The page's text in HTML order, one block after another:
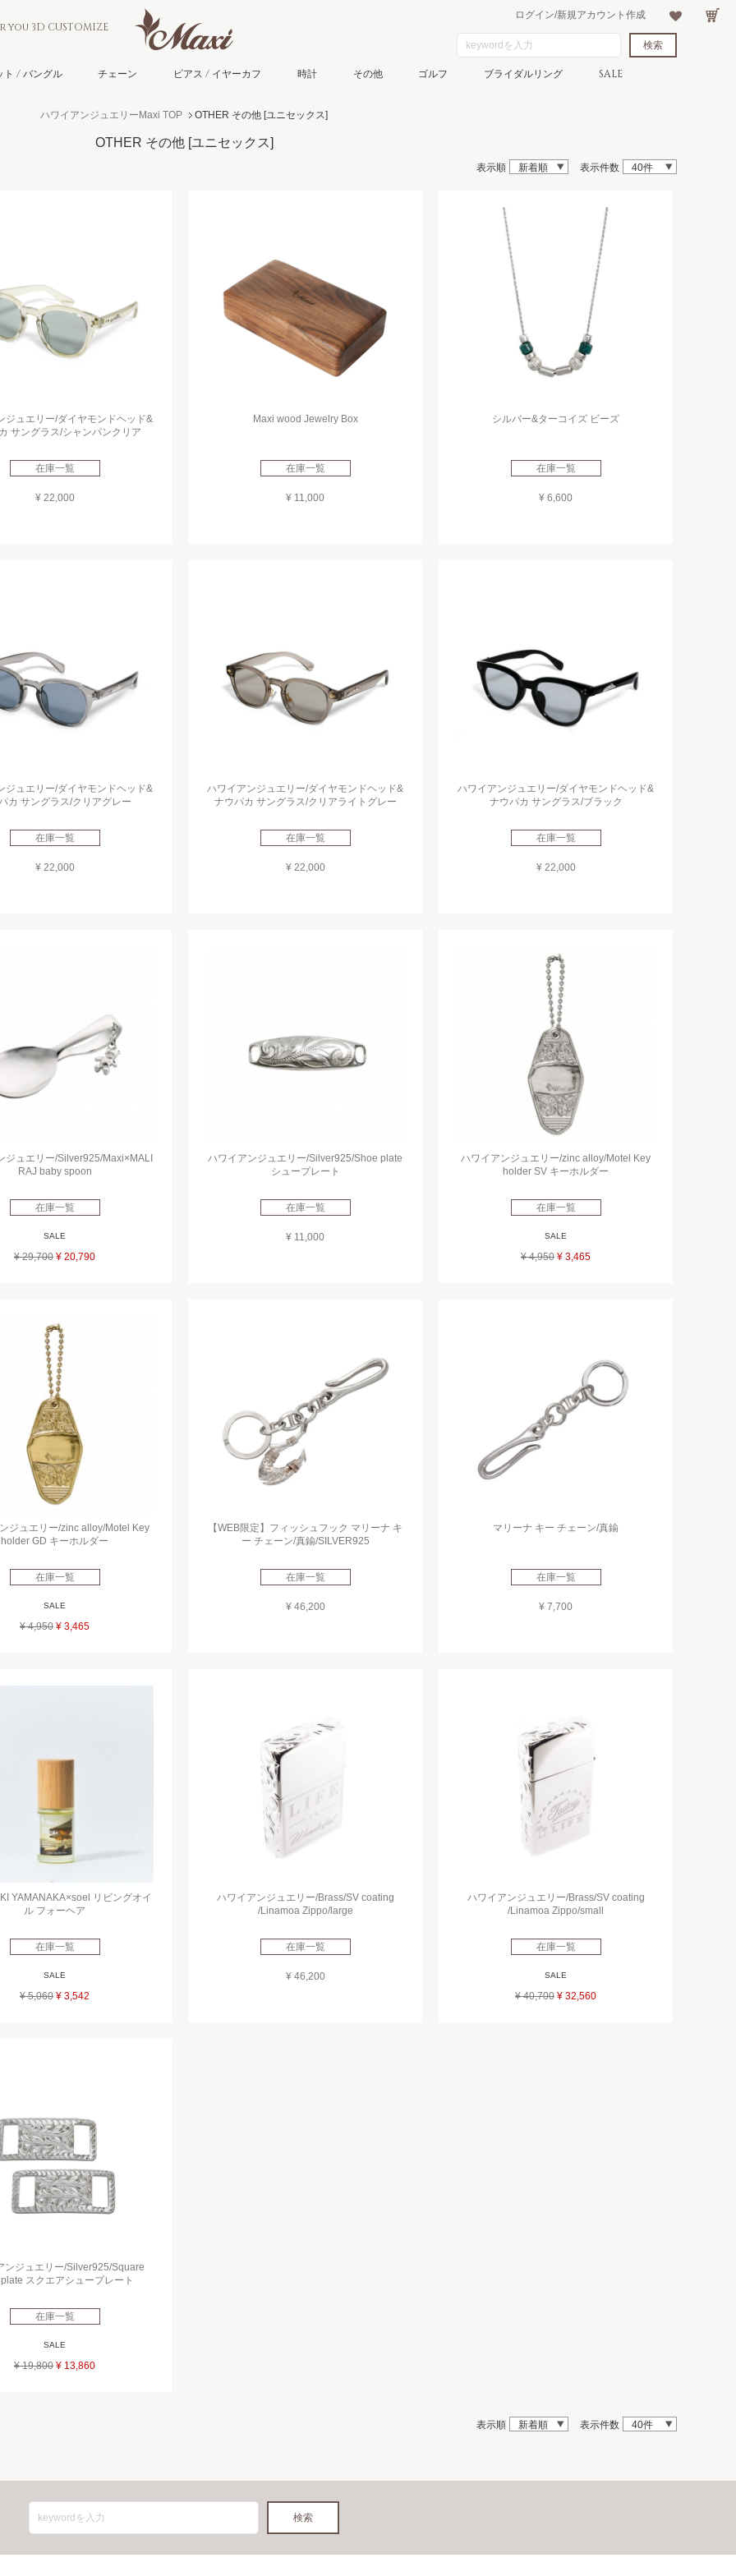
3D CUSTOMIZE
ト / バングル チェーン ピアス / イヤーカフ 時計 その他 ゴルフ ブライダルリング SALE
ハワイアンジュエリーMaxi TOP OTHER その他 [ユニセックス]
OTHER その他 [ユニセックス]
表示順 新着順 表示件数 40件
ジュエリー/ダイヤモンドヘッド&
サングラス/シャンパンクリア
在庫一覧
¥ 22,000
Maxi wood Jewelry Box
在庫一覧
¥ 11,000
シルバー&ターコイズ ビーズ
在庫一覧
¥ 6,600
ジュエリー/ダイヤモンドヘッド&
カ サングラス/クリアグレー
在庫一覧
¥ 22,000
ハワイアンジュエリー/ダイヤモンドヘッド&
ナウパカ サングラス/クリアライトグレー
在庫一覧
¥ 22,000
ハワイアンジュエリー/ダイヤモンドヘッド&
ナウパカ サングラス/ブラック
在庫一覧
¥ 22,000
ジュエリー/Silver925/Maxi×MALI
RAJ baby spoon
在庫一覧
SALE
¥ 29,700 ¥ 20,790
ハワイアンジュエリー/Silver925/Shoe plate
シュープレート
在庫一覧
¥ 11,000
ハワイアンジュエリー/zinc alloy/Motel Key
holder SV キーホルダー
在庫一覧
SALE
¥ 4,950 ¥ 3,465
ジュエリー/zinc alloy/Motel Key
holder GD キーホルダー
在庫一覧
SALE
¥ 4,950 ¥ 3,465
【WEB限定】フィッシュフック マリーナ キ
ー チェーン/真鍮/SILVER925
在庫一覧
¥ 46,200
マリーナ キー チェーン/真鍮
在庫一覧
¥ 7,700
YAMANAKA×soel リビングオイ
ル フォーヘア
在庫一覧
SALE
¥ 5,060 ¥ 3,542
ハワイアンジュエリー/Brass/SV coating
/Linamoa Zippo/large
在庫一覧
¥ 46,200
ハワイアンジュエリー/Brass/SV coating
/Linamoa Zippo/small
在庫一覧
SALE
¥ 40,700 ¥ 32,560
ンジュエリー/Silver925/Square
スクエアシュープレート
在庫一覧
SALE
¥ 19,800 ¥ 13,860
表示順 新着順 表示件数 40件
ログイン/新規アカウント作成